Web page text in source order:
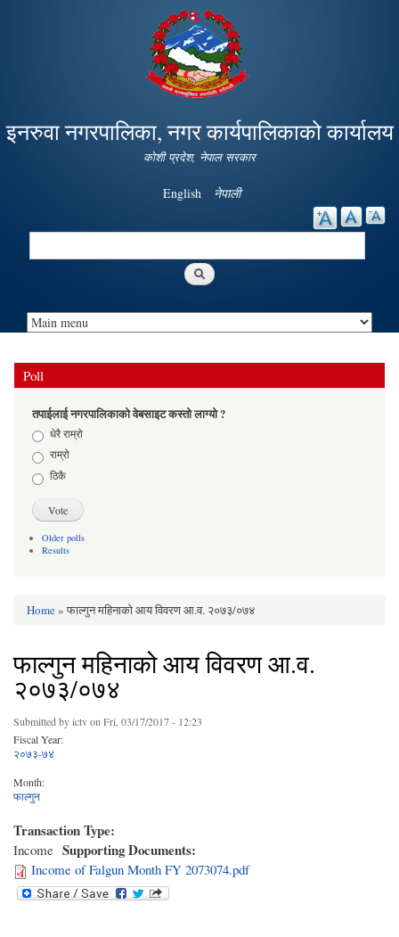
Skip to
main
content
इनरुवा नगरपालिका, नगर कार्यपालिकाको कार्यालय
कोशी प्रदेश, नेपाल सरकार
English नेपाली
Search
Poll
तपाईलाई नगरपालिकाको वेबसाइट कस्तो लाग्यो ?
Choicesधेरै राम्रो
राम्रो
ठिकै
Older polls
Results
You are here
Home» फाल्गुन महिनाको आय विवरण आ.व. २०७३/०७४
फाल्गुन महिनाको आय विवरण आ.व.
२०७३/०७४
Submitted byictvon Fri, 03/17/2017 - 12:23
Fiscal Year:
२०७३-७४
Month:
फाल्गुन
Transaction Type:
Income Supporting Documents:
Income of Falgun Month FY 2073074.pdf